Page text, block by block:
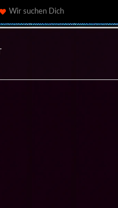
Wir suchen Dich